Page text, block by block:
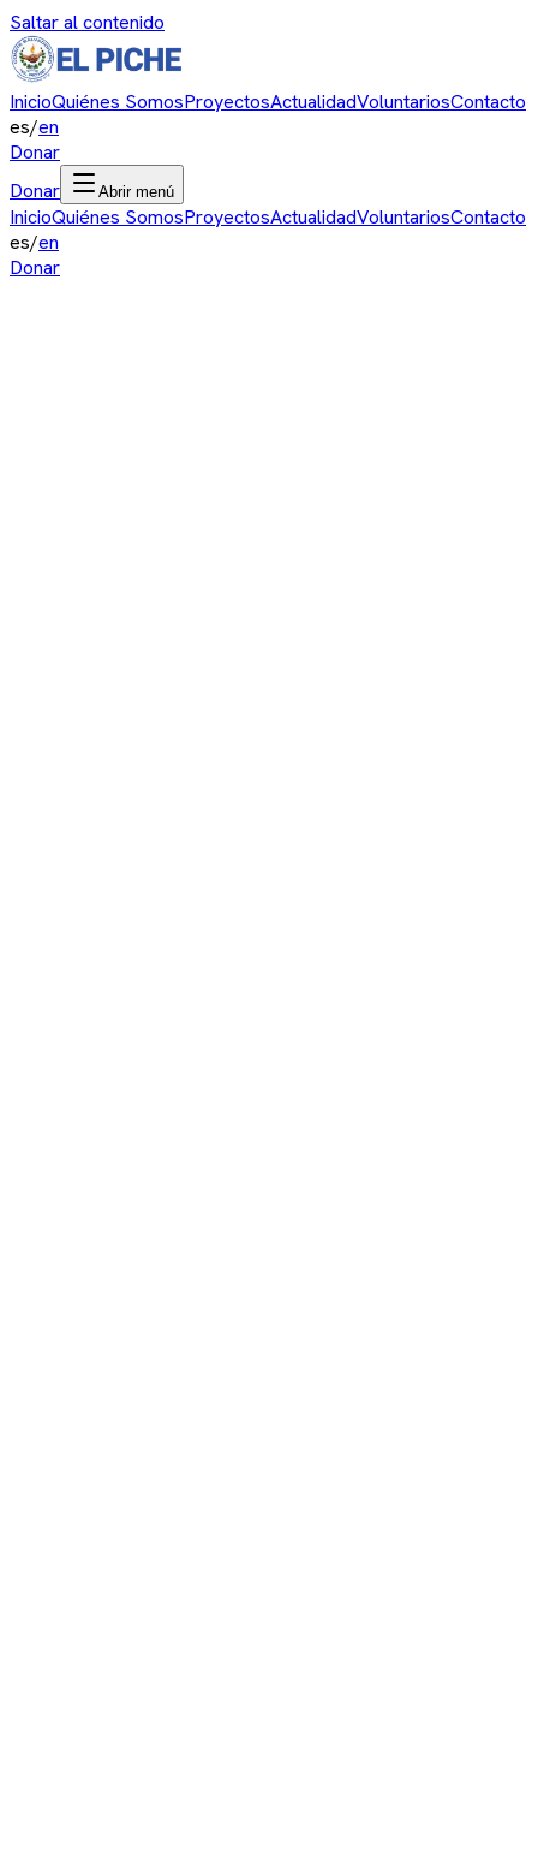
Saltar al contenido
InicioQuiénes SomosProyectosActualidadVoluntariosContacto
es/en
Donar
Donar
Abrir menú
InicioQuiénes SomosProyectosActualidadVoluntariosContacto
es/en
Donar